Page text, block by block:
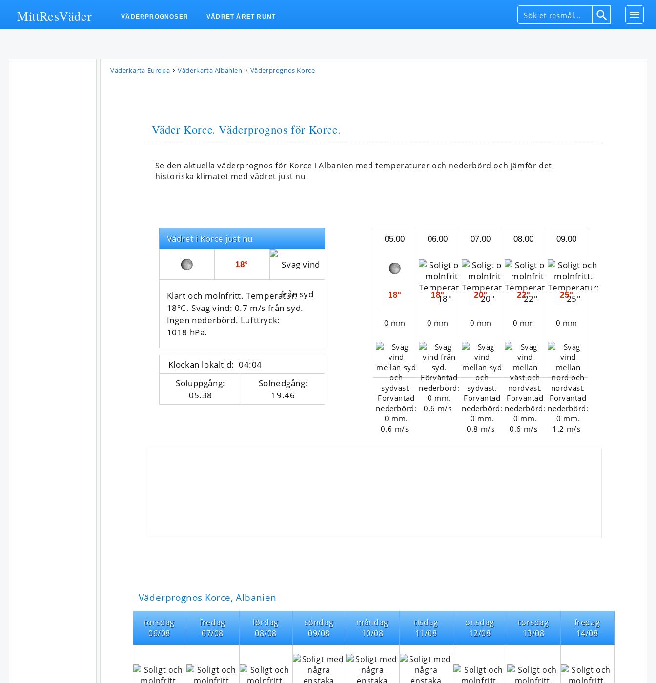
Väderkarta Europa Väderkarta Albanien Väderprognos Korce
Väder Korce. Väderprognos för Korce.
Se den aktuella väderprognos för Korce i Albanien med temperaturer och nederbörd och jämför det
historiska klimatet med vädret just nu.
Vädret i Korce just nu
18°
Klart och molnfritt. Temperatur:
18°C. Svag vind: 0.7 m/s från syd.
Ingen nederbörd. Lufttryck:
1018 hPa.
Klockan lokaltid: 04:04
Soluppgång:
05.38
Solnedgång:
19.46
05.00
18°
0 mm
0.6 m/s
06.00
18°
0 mm
0.6 m/s
07.00
20°
0 mm
0.8 m/s
08.00
22°
0 mm
0.6 m/s
09.00
25°
0 mm
1.2 m/s
Väderprognos Korce, Albanien
torsdag
06/08
fredag
07/08
lördag
08/08
söndag
09/08
måndag
10/08
tisdag
11/08
onsdag
12/08
torsdag
13/08
fredag
14/08
MittResVäder VÄDERPROGNOSER VÄDRET ÅRET RUNT